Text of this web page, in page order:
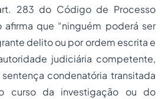
283 do Código de Processo
afirma que “ninguém poderá ser
delito ou por ordem escrita e
judiciária competente,
condenatória transitada
curso da investigação ou do